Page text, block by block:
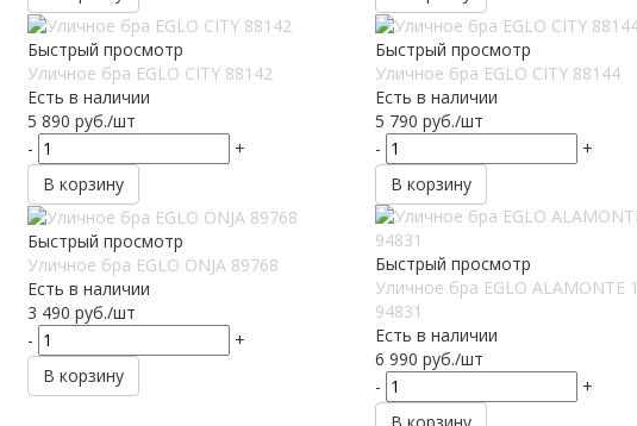
Быстрый просмотр
Уличное бра EGLO CITY 88142
Есть в наличии
5 890 руб./шт
-
+
В корзину
Быстрый просмотр
Уличное бра EGLO CITY 88144
Есть в наличии
5 790 руб./шт
-
+
В корзину
Быстрый просмотр
Уличное бра EGLO ONJA 89768
Есть в наличии
3 490 руб./шт
-
+
В корзину
Быстрый просмотр
Уличное бра EGLO ALAMONTE 1
94831
Есть в наличии
6 990 руб./шт
-
+